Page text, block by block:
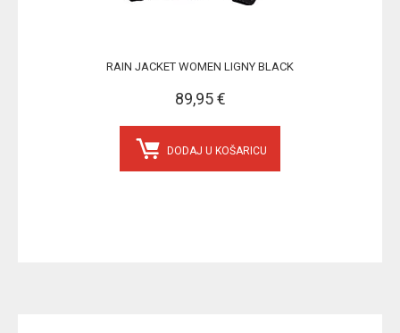
RAIN JACKET WOMEN LIGNY BLACK
89,95 €
DODAJ U KOŠARICU